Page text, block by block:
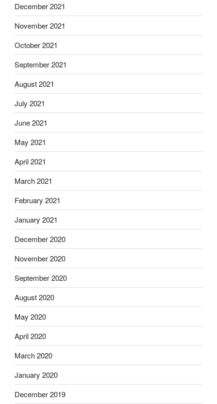
December 2021
November 2021
October 2021
September 2021
August 2021
July 2021
June 2021
May 2021
April 2021
March 2021
February 2021
January 2021
December 2020
November 2020
September 2020
August 2020
May 2020
April 2020
March 2020
January 2020
December 2019